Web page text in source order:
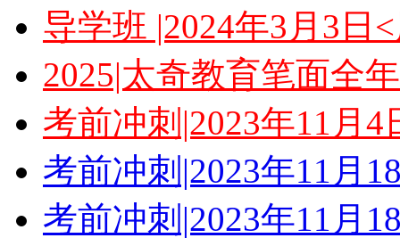
导学班 |2024年3月3日
2025|太奇教育笔面全
考前冲刺|2023年11月
考前冲刺|2023年11月
考前冲刺|2023年11月